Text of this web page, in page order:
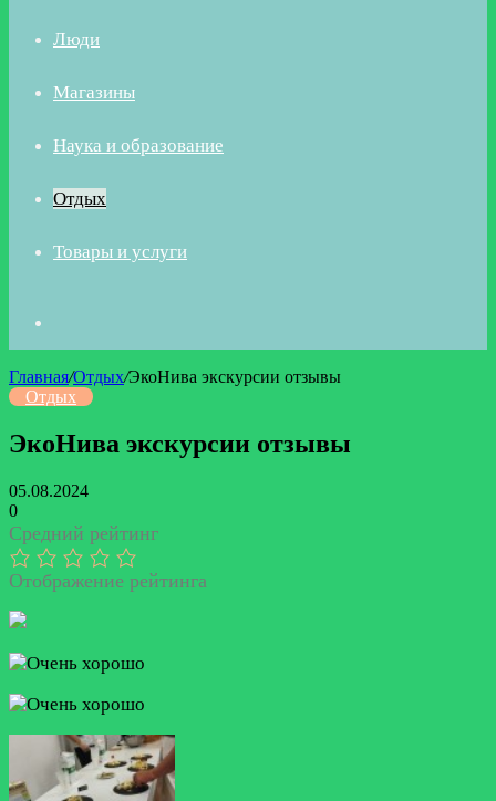
Люди
Магазины
Наука и образование
Отдых
Товары и услуги
Главная/Отдых/ЭкоНива экскурсии отзывы
Отдых
ЭкоНива экскурсии отзывы
05.08.2024
0
Средний рейтинг
Отображение рейтинга